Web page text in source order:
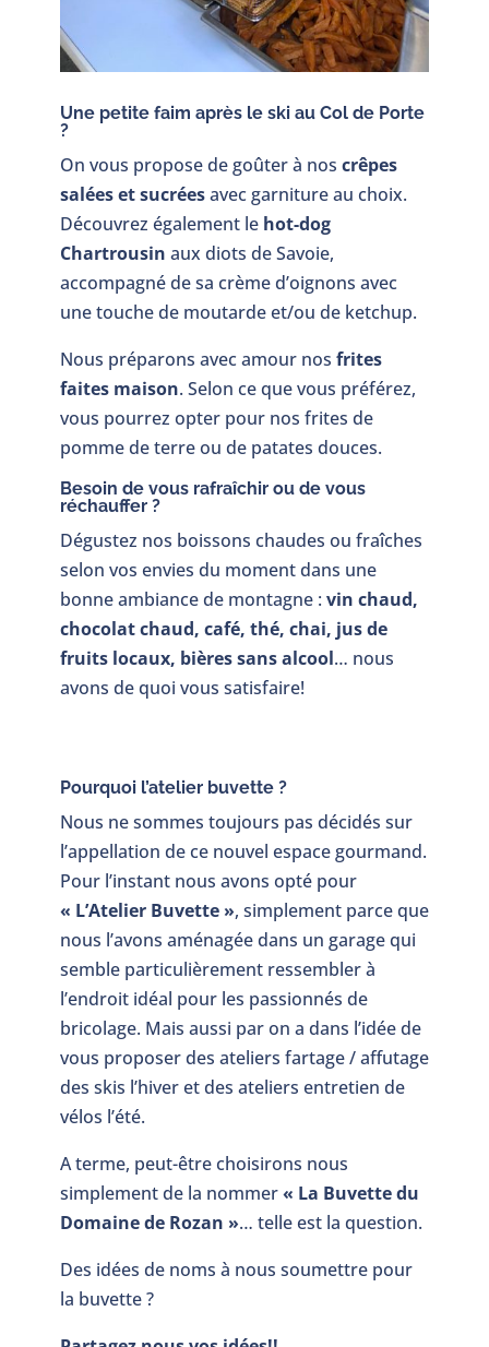
Une petite faim après le ski au Col de Porte
?
On vous propose de goûter à nos crêpes
salées et sucréesavec garniture au choix.
Découvrez également le hot-dog
Chartrousin aux diots de Savoie,
accompagné de sa crème d’oignons avec
une touche de moutarde et/ou de ketchup.
Nous préparons avec amour nos frites
faites maison. Selon ce que vous préférez,
vous pourrez opter pour nos frites de
pomme de terre ou de patates douces.
Besoin de vous rafraîchir ou de vous
réchauffer ?
Dégustez nos boissons chaudes ou fraîches
selon vos envies du moment dans une
bonne ambiance de montagne : vin chaud,
chocolat chaud, café, thé, chai, jus de
fruits locaux, bières sans alcool… nous
avons de quoi vous satisfaire!
Pourquoi l’atelier buvette ?
Nous ne sommes toujours pas décidés sur
l’appellation de ce nouvel espace gourmand.
Pour l’instant nous avons opté pour
« L’Atelier Buvette », simplement parce que
nous l’avons aménagée dans un garage qui
semble particulièrement ressembler à
l’endroit idéal pour les passionnés de
bricolage. Mais aussi par on a dans l’idée de
vous proposer des ateliers fartage / affutage
des skis l’hiver et des ateliers entretien de
vélos l’été.
A terme, peut-être choisirons nous
simplement de la nommer« La Buvette du
Domaine de Rozan »… telle est la question.
Des idées de noms à nous soumettre pour
la buvette ?